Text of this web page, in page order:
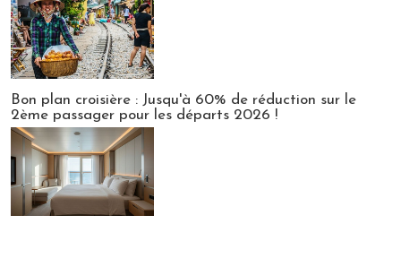
Bon plan croisière : Jusqu'à 60% de réduction sur le
2ème passager pour les départs 2026 !